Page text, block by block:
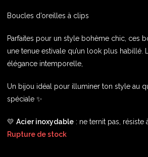
Boucles d’oreilles à clips
Parfaites pour un style bohème chic, ces
une tenue estivale qu’un look plus
élégance intemporelle,
Un bijou idéal pour illuminer ton style au
spéciale ✨
💛 Acier inoxydable: ne ternit pas, résiste
Rupture de stock